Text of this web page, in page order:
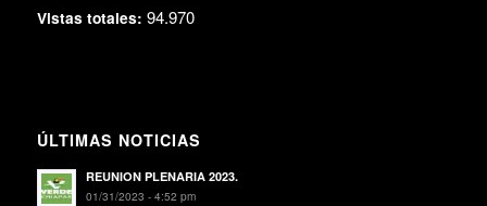
Vistas totales: 94.970
ÚLTIMAS NOTICIAS
REUNION PLENARIA 2023.
01/31/2023 - 4:52 pm